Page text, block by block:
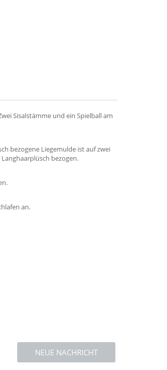
Sisalstämme und ein Spielball am
bezogene Liegemulde ist auf zwei
bezogen.
an.
NEUE NACHRICHT